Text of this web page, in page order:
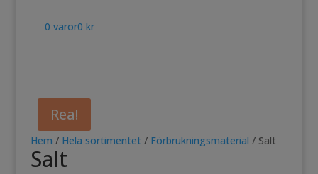
0 varor0 kr
Hem / Hela sortimentet / Förbrukningsmaterial / Salt
Salt
Rea!